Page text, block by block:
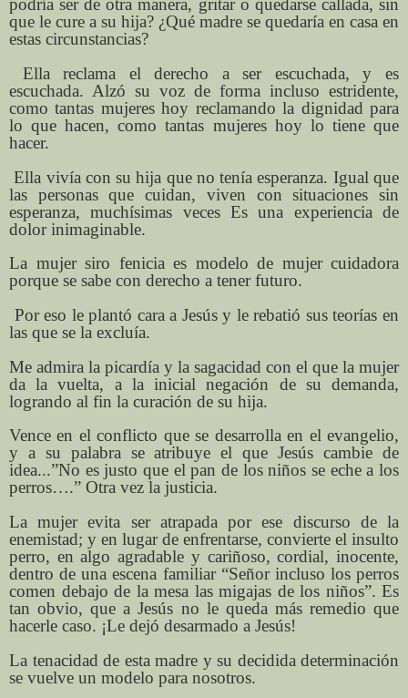
podría ser de otra manera, gritar o quedarse callada, sin
que le cure a su hija? ¿Qué madre se quedaría en casa en
estas circunstancias?
Ella reclama el derecho a ser escuchada, y es
escuchada. Alzó su voz de forma incluso estridente,
como tantas mujeres hoy reclamando la dignidad para
lo que hacen, como tantas mujeres hoy lo tiene que
hacer.
Ella vivía con su hija que no tenía esperanza. Igual que
las personas que cuidan, viven con situaciones sin
esperanza, muchísimas veces Es una experiencia de
dolor inimaginable.
La mujer siro fenicia es modelo de mujer cuidadora
porque se sabe con derecho a tener futuro.
Por eso le plantó cara a Jesús y le rebatió sus teorías en
las que se la excluía.
Me admira la picardía y la sagacidad con el que la mujer
da la vuelta, a la inicial negación de su demanda,
logrando al fin la curación de su hija.
Vence en el conflicto que se desarrolla en el evangelio,
y a su palabra se atribuye el que Jesús cambie de
idea...”No es justo que el pan de los niños se eche a los
perros….” Otra vez la justicia.
La mujer evita ser atrapada por ese discurso de la
enemistad; y en lugar de enfrentarse, convierte el insulto
perro, en algo agradable y cariñoso, cordial, inocente,
dentro de una escena familiar “Señor incluso los perros
comen debajo de la mesa las migajas de los niños”. Es
tan obvio, que a Jesús no le queda más remedio que
hacerle caso. ¡Le dejó desarmado a Jesús!
La tenacidad de esta madre y su decidida determinación
se vuelve un modelo para nosotros.